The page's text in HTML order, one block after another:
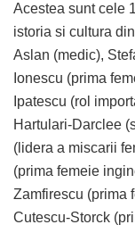
Acestea sunt cele
istoria si cultura
Aslan (medic),
Ionescu (prima
Ipatescu (rol
Hartulari-Darclee
(lidera a miscarii
(prima femeie
Zamfirescu (prima
Cutescu-Storck